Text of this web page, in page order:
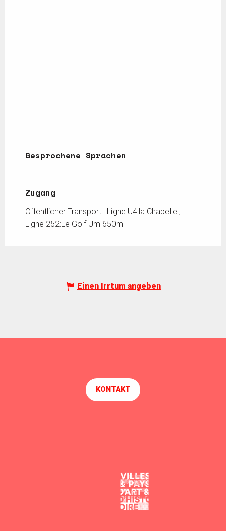
Gesprochene Sprachen
Gesprochene Sprachen
Zugang
Zugang
Öffentlicher Transport : Ligne U4:la Chapelle ;
Ligne 252:Le Golf Um 650m
Einen Irrtum angeben
KONTAKT